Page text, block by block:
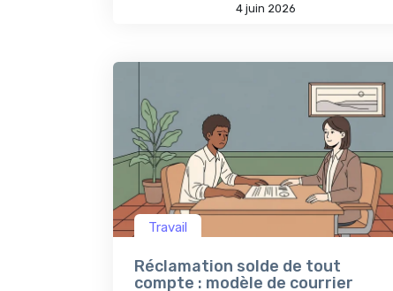
4 juin 2026
Travail
Réclamation solde de tout
compte : modèle de courrier